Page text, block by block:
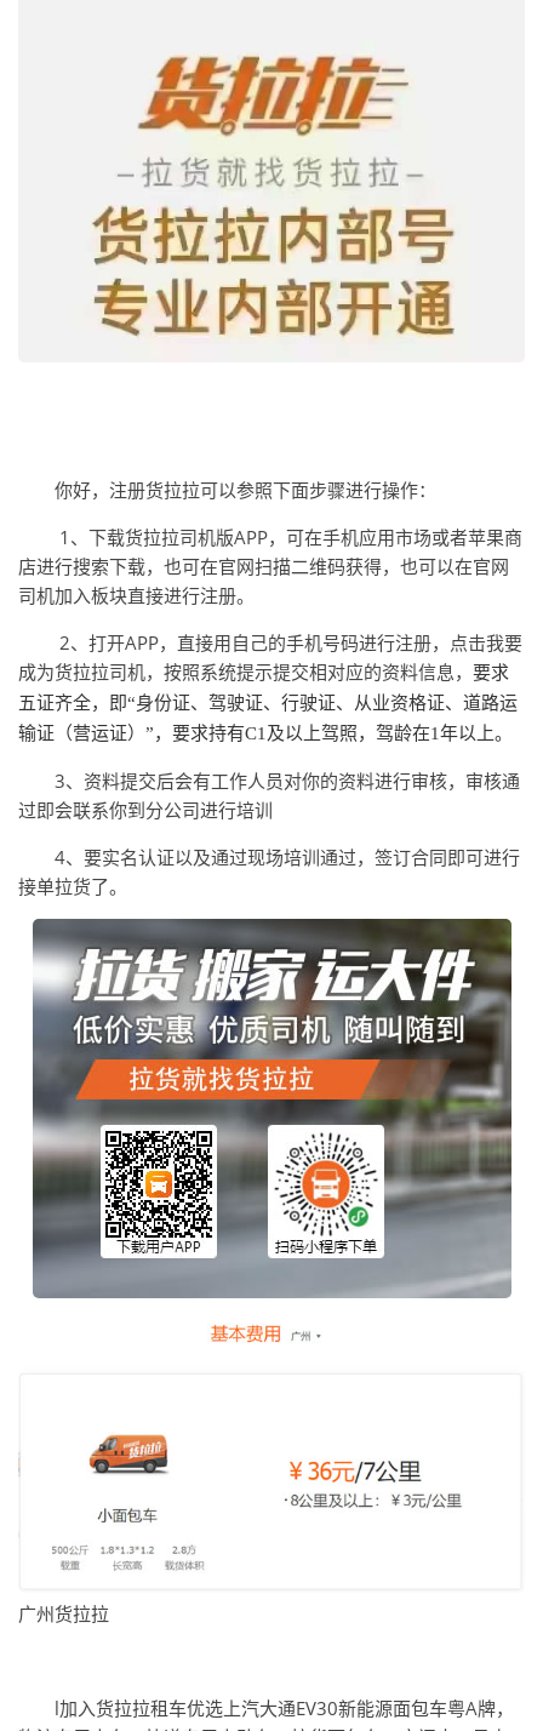
你好，注册货拉拉可以参照下面步骤进行操作：
1、下载货拉拉司机版APP，可在手机应用市场或者苹果商
店进行搜索下载，也可在官网扫描二维码获得，也可以在官网
司机加入板块直接进行注册。
2、打开APP，直接用自己的手机号码进行注册，点击我要
成为货拉拉司机，按照系统提示提交相对应的资料信息，
要求
五证齐全，即“身份证、 驾驶证、行驶证、从业资格证、道路运
输证（营运证）”， 要求持有C1及以上驾照，驾龄在1年以上。
3、资料提交后会有工作人员对你的资料进行审核，审核通
过即会联系你到分公司进行培训
4、要实名认证以及通过现场培训通过，签订合同即可进行
接单拉货了。
广州货拉拉
l加入货拉拉租车优选上汽大通EV30新能源面包车粤A牌，